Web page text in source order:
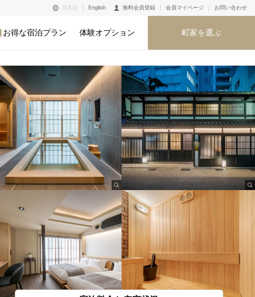
日本語 English 無料会員登録 会員マイページ お問い合わせ
お得な宿泊プラン 体験オプション 町家を選ぶ